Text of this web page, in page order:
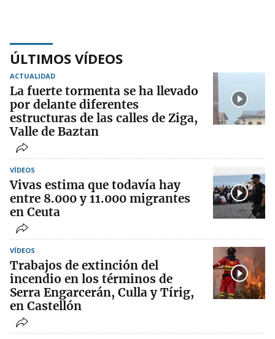
ÚLTIMOS VÍDEOS
ACTUALIDAD
La fuerte tormenta se ha llevado
por delante diferentes
estructuras de las calles de Ziga,
Valle de Baztan
VÍDEOS
Vivas estima que todavía hay
entre 8.000 y 11.000 migrantes
en Ceuta
VÍDEOS
Trabajos de extinción del
incendio en los términos de
Serra Engarcerán, Culla y Tírig,
en Castellón